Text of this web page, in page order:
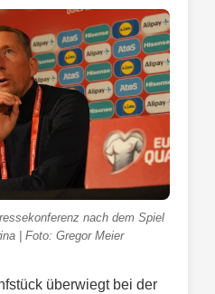
nach dem Spiel
| Foto: Gregor Meier
überwiegt bei der